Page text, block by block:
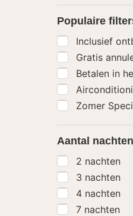
Populaire
Inclusief
Gratis
Betalen in
Zomer
Aantal nachten
2 nachten
3 nachten
4 nachten
7 nachten